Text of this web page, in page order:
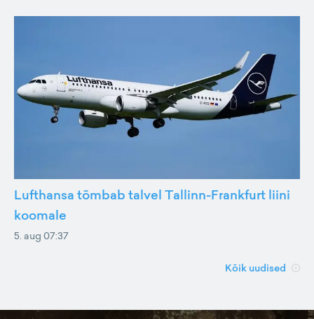
Lufthansa tõmbab talvel Tallinn-Frankfurt liini
koomale
5. aug 07:37
Kõik uudised